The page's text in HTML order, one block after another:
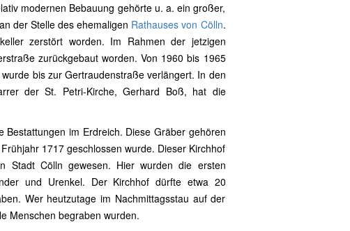
modernen Bebauung gehörte u. a. ein großer,
der Stelle des ehemaligen Rathauses von Cölln.
zerstört worden. Im Rahmen der jetzigen
zurückgebaut worden. Von 1960 bis 1965
bis zur Gertraudenstraße verlängert. In den
der St. Petri-Kirche, Gerhard Boß, hat die
im Erdreich. Diese Gräber gehören
1717 geschlossen wurde. Dieser Kirchhof
Stadt Cölln gewesen. Hier wurden die ersten
und Urenkel. Der Kirchhof dürfte etwa 20
Wer heutzutage im Nachmittagsstau auf der
Menschen begraben wurden.